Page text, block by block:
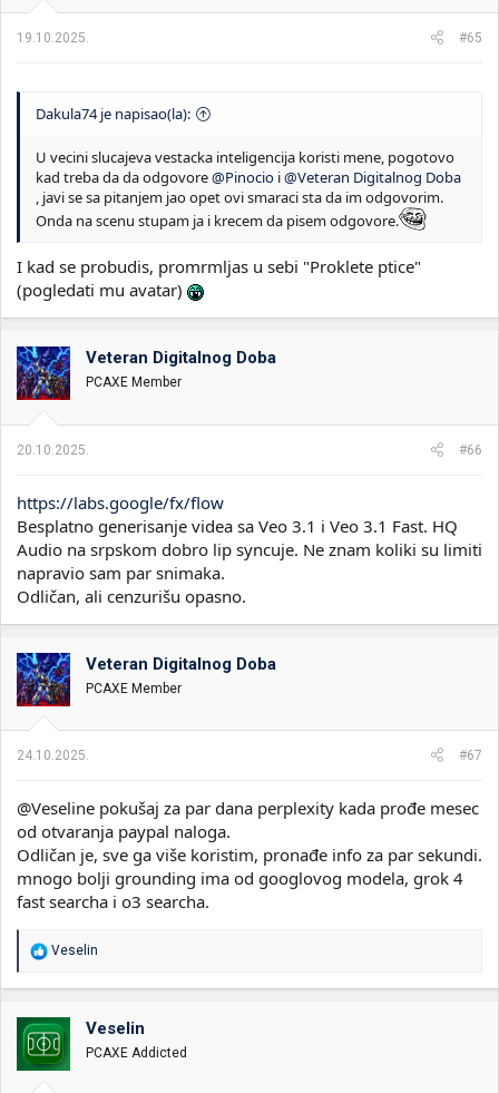
:
19.10.2025. #65
Dakula74 je napisao(la):
U vecini slucajeva vestacka inteligencija koristi mene, pogotovo
kad treba da da odgovore@Pinocio i@Veteran Digitalnog Doba
, javi se sa pitanjem jao opet ovi smaraci sta da im odgovorim.
Onda na scenu stupam ja i krecem da pisem odgovore.
I kad se probudis, promrmljas u sebi "Proklete ptice"
(pogledati mu avatar)
Veteran Digitalnog Doba
PCAXE Member
20.10.2025. #66
https://labs.google/fx/flow
Besplatno generisanje videa sa Veo 3.1 i Veo 3.1 Fast. HQ
Audio na srpskom dobro lip syncuje. Ne znam koliki su limiti
napravio sam par snimaka.
Odličan, ali cenzurišu opasno.
Veteran Digitalnog Doba
PCAXE Member
24.10.2025. #67
@Veseline pokušaj za par dana perplexity kada prođe mesec
od otvaranja paypal naloga.
Odličan je, sve ga više koristim, pronađe info za par sekundi.
mnogo bolji grounding ima od googlovog modela, grok 4
fast searcha i o3 searcha.
R
a
o
v
a
n
Veselin
Veselin
PCAXE Addicted